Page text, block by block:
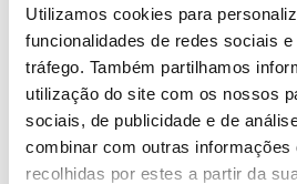
Utilizamos cookies para
funcionalidades de redes sociais
tráfego. Também partilhamos
utilização do site com os nossos
sociais, de publicidade e de
combinar com outras informações
recolhidas por estes a partir da
Contrato de Prestação de
Local de Trabalho:
CMM Santarém, sito no Largo
Cunha e Silva, Nº 22, 2005-134